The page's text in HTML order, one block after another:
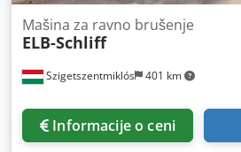
Szigetszentmiklós 401 km
Mašina za ravno brušenje
ELB-Schliff
Informacije o ceni